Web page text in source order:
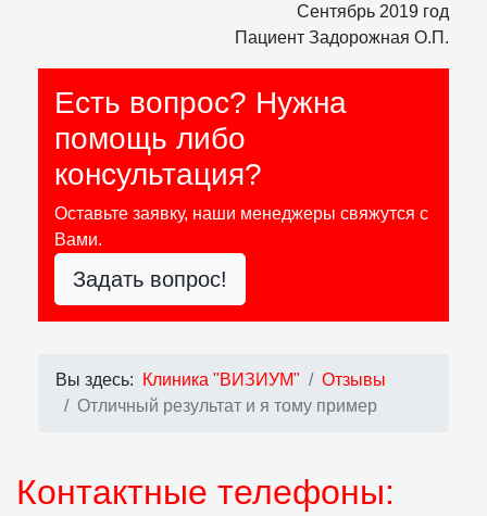
Сентябрь 2019 год
Пациент Задорожная О.П.
Есть вопрос? Нужна
помощь либо
консультация?
Оставьте заявку, наши менеджеры свяжутся с
Вами.
Задать вопрос!
Вы здесь: Клиника "ВИЗИУМ"
Отзывы
Отличный результат и я тому пример
Контактные телефоны: